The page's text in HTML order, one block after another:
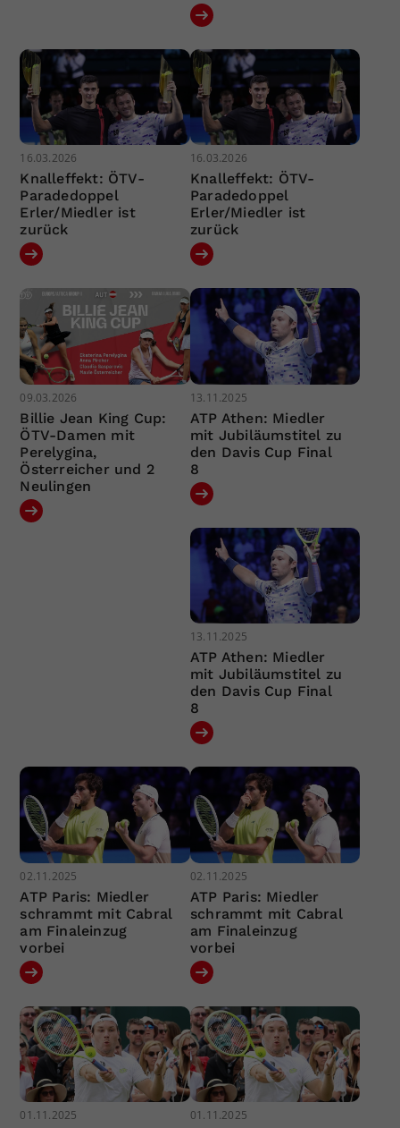
16.03.2026
Knalleffekt: ÖTV-
Paradedoppel
Erler/Miedler ist
zurück
16.03.2026
Knalleffekt: ÖTV-
Paradedoppel
Erler/Miedler ist
zurück
09.03.2026
Billie Jean King Cup:
ÖTV-Damen mit
Perelygina,
Österreicher und 2
Neulingen
13.11.2025
ATP Athen: Miedler
mit Jubiläumstitel zu
den Davis Cup Final
8
13.11.2025
ATP Athen: Miedler
mit Jubiläumstitel zu
den Davis Cup Final
8
02.11.2025
ATP Paris: Miedler
schrammt mit Cabral
am Finaleinzug
vorbei
02.11.2025
ATP Paris: Miedler
schrammt mit Cabral
am Finaleinzug
vorbei
01.11.2025 01.11.2025